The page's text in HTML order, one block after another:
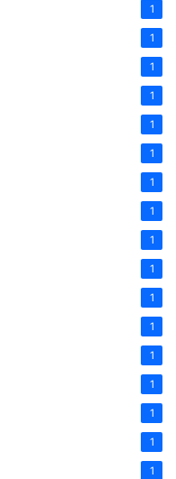
1
1
1
1
1
1
1
1
1
1
1
1
1
1
1
1
1